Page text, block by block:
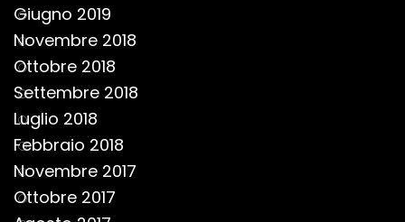
Giugno 2019
Novembre 2018
Ottobre 2018
Settembre 2018
Luglio 2018
Febbraio 2018
Novembre 2017
Ottobre 2017